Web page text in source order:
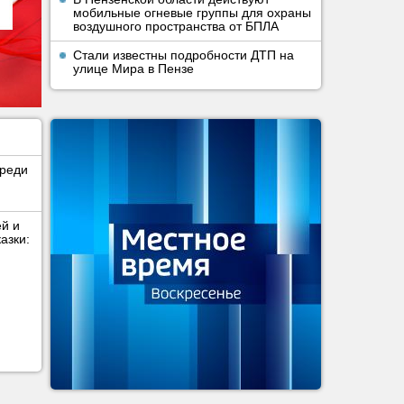
мобильные огневые группы для охраны
воздушного пространства от БПЛА
Стали известны подробности ДТП на
улице Мира в Пензе
и